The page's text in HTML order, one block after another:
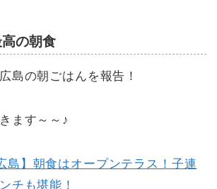
の朝食
島の朝ごはんを報告！
ます～～♪
島】朝食はオープンテラス！子連
チも堪能！